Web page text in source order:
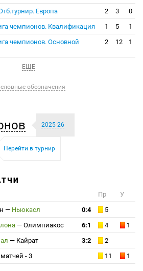
Европа 2 3
0
чемпионов. Квалификация 1 5
1
чемпионов. Основной
2 12 1
ЕЩЕ
обозначения
2025-26
Перейти в турнир
Пр
У
— Ньюкасл 0:4
5
— Олимпиакос 6:1 4
1
— Кайрат 3:2
2
матчей - 3 11 1